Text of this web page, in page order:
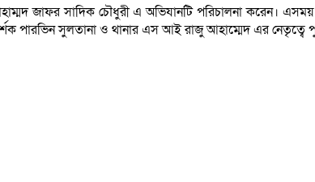
জাফর সাদিক চৌধুরী এ অভিযানটি পরিচালনা করেন।
পারভিন সুলতানা ও থানার এস আই রাজু আহাম্মেদ এর নেতৃত্বে